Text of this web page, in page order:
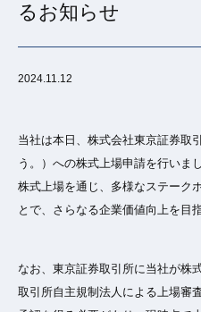
るお知らせ
2024.11.12
当社は本日、株式会社東京証券取
う。）への株式上場申請を行いま
株式上場を通じ、多様なステーク
とで、さらなる企業価値向上を目
なお、東京証券取引所に当社が株
取引所自主規制法人による上場審